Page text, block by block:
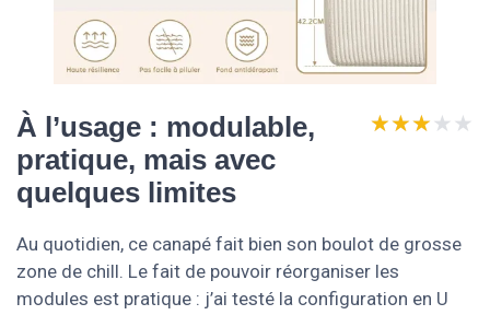
À l’usage : modulable,
pratique, mais avec
quelques limites
★★★★★
★★★★★
Au quotidien, ce canapé fait bien son boulot de grosse
zone de chill. Le fait de pouvoir réorganiser les
modules est pratique : j’ai testé la configuration en U